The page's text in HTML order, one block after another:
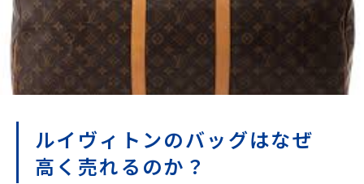
ルイヴィトンのバッグはなぜ
高く売れるのか？